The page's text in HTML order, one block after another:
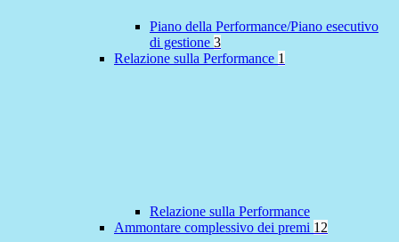
Piano della Performance/Piano esecutivo
di gestione 3
Relazione sulla Performance 1
Relazione sulla Performance
Ammontare complessivo dei premi 12